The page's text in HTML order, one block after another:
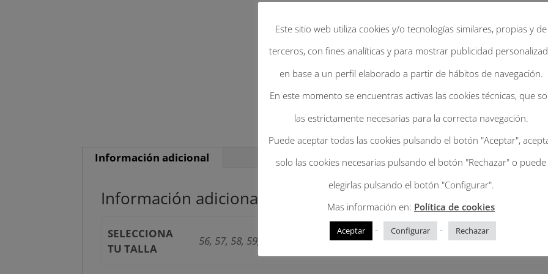
Boston.
Lana
120g
patchwork
nutria
con
Broche
Ceramia
marino
y
Añadir al
SKU:N/D Categoría:
Información adicional
Información adicional
SELECCIONA
TU TALLA
56, 57, 58, 59, 60
Este sitio web utiliza cookies y/o tecnologías similares, propias y de
terceros, con fines analíticas y para mostrar publicidad
en base a un perfil elaborado a partir de hábitos de navegación.
En este momento se encuentras activas las cookies técnicas, que
las estrictamente necesarias para la correcta navegación.
Puede aceptar todas las cookies pulsando el botón "Aceptar",
solo las cookies necesarias pulsando el botón "Rechazar" o puede
elegirlas pulsando el botón "Configurar".
Mas información en: Política de cookies
Aceptar - Configurar - Rechazar